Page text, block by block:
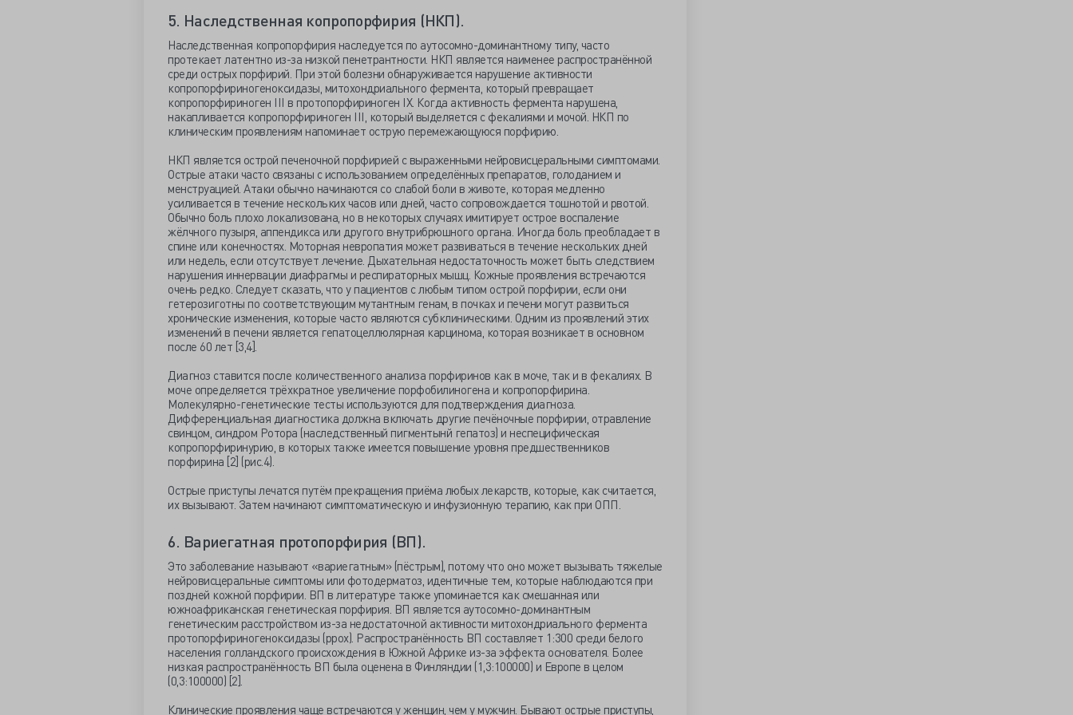
5. Наследственная копропорфирия (НКП).
Наследственная копропорфирия наследуется по аутосомно-доминантному типу, часто
протекает латентно из-за низкой пенетрантности. НКП является наименее распространённой
среди острых порфирий. При этой болезни обнаруживается нарушение активности
копропорфириногеноксидазы, митохондриального фермента, который превращает
копропорфириноген III в протопорфириноген IX. Когда активность фермента нарушена,
накапливается копропорфириноген III, который выделяется с фекалиями и мочой. НКП по
клиническим проявлениям напоминает острую перемежающуюся порфирию.
НКП является острой печеночной порфирией с выраженными нейровисцеральными симптомами.
Острые атаки часто связаны с использованием определённых препаратов, голоданием и
менструацией. Атаки обычно начинаются со слабой боли в животе, которая медленно
усиливается в течение нескольких часов или дней, часто сопровождается тошнотой и рвотой.
Обычно боль плохо локализована, но в некоторых случаях имитирует острое воспаление
жёлчного пузыря, аппендикса или другого внутрибрюшного органа. Иногда боль преобладает в
спине или конечностях. Моторная невропатия может развиваться в течение нескольких дней
или недель, если отсутствует лечение. Дыхательная недостаточность может быть следствием
нарушения иннервации диафрагмы и респираторных мышц. Кожные проявления встречаются
очень редко. Следует сказать, что у пациентов с любым типом острой порфирии, если они
гетерозиготны по соответствующим мутантным генам, в почках и печени могут развиться
хронические изменения, которые часто являются субклиническими. Одним из проявлений этих
изменений в печени является гепатоцеллюлярная карцинома, которая возникает в основном
после 60 лет [3,4].
Диагноз ставится после количественного анализа порфиринов как в моче, так и в фекалиях. В
моче определяется трёхкратное увеличение порфобилиногена и копропорфирина.
Молекулярно-генетические тесты используются для подтверждения диагноза.
Дифференциальная диагностика должна включать другие печёночные порфирии, отравление
свинцом, синдром Ротора (наследственный пигментынй гепатоз) и неспецифическая
копропорфиринурию, в которых также имеется повышение уровня предшественников
порфирина [2] (рис.4).
Острые приступы лечатся путём прекращения приёма любых лекарств, которые, как считается,
их вызывают. Затем начинают симптоматическую и инфузионную терапию, как при ОПП.
6. Вариегатная протопорфирия (ВП).
Это заболевание называют «вариегатным» (пёстрым), потому что оно может вызывать тяжелые
нейровисцеральные симптомы или фотодерматоз, идентичные тем, которые наблюдаются при
поздней кожной порфирии. ВП в литературе также упоминается как смешанная или
южноафриканская генетическая порфирия. ВП является аутосомно-доминантным
генетическим расстройством из-за недостаточной активности митохондриального фермента
протопорфириногеноксидазы (ррох). Распространённость ВП составляет 1:300 среди белого
населения голландского происхождения в Южной Африке из-за эффекта основателя. Более
низкая распространённость ВП была оценена в Финляндии (1,3:100000) и Европе в целом
(0,3:100000) [2].
Клинические проявления чаще встречаются у женщин, чем у мужчин. Бывают острые приступы,